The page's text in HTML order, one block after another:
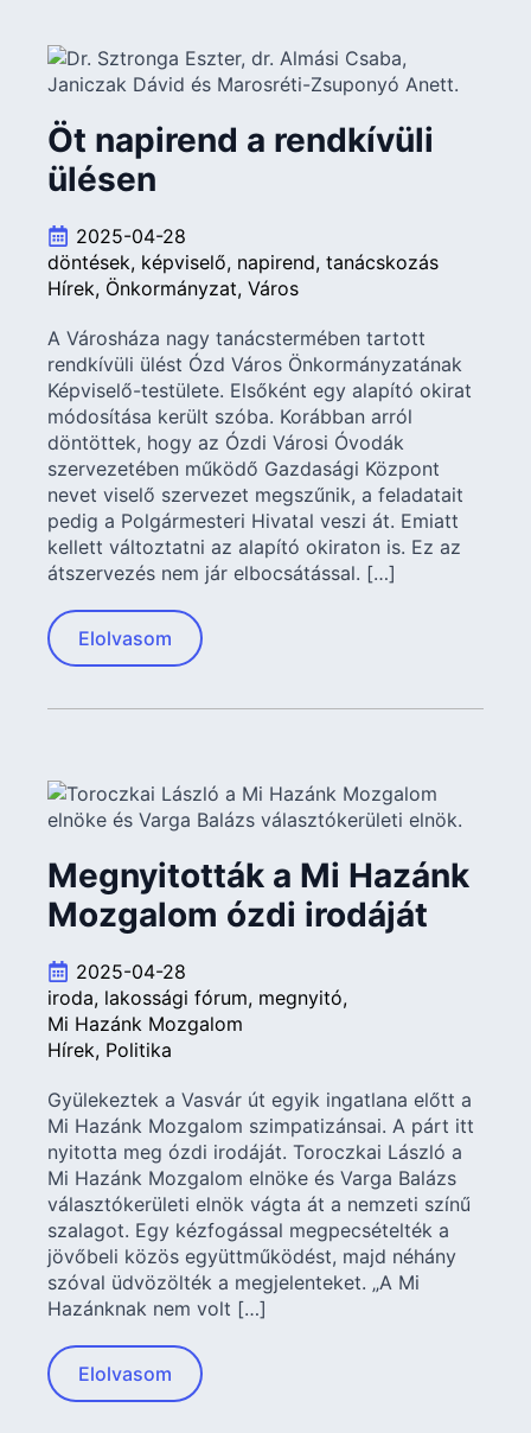
Öt napirend a rendkívüli
ülésen
2025-04-28
döntések képviselő napirend tanácskozás
Hírek Önkormányzat Város
A Városháza nagy tanácstermében tartott
rendkívüli ülést Ózd Város Önkormányzatának
Képviselő-testülete. Elsőként egy alapító okirat
módosítása került szóba. Korábban arról
döntöttek, hogy az Ózdi Városi Óvodák
szervezetében működő Gazdasági Központ
nevet viselő szervezet megszűnik, a feladatait
pedig a Polgármesteri Hivatal veszi át. Emiatt
kellett változtatni az alapító okiraton is. Ez az
átszervezés nem jár elbocsátással. […]
Elolvasom
Megnyitották a Mi Hazánk
Mozgalom ózdi irodáját
2025-04-28
iroda lakossági fórum megnyitó
Mi Hazánk Mozgalom
Hírek Politika
Gyülekeztek a Vasvár út egyik ingatlana előtt a
Mi Hazánk Mozgalom szimpatizánsai. A párt itt
nyitotta meg ózdi irodáját. Toroczkai László a
Mi Hazánk Mozgalom elnöke és Varga Balázs
választókerületi elnök vágta át a nemzeti színű
szalagot. Egy kézfogással megpecsételték a
jövőbeli közös együttműködést, majd néhány
szóval üdvözölték a megjelenteket. „A Mi
Hazánknak nem volt […]
Elolvasom